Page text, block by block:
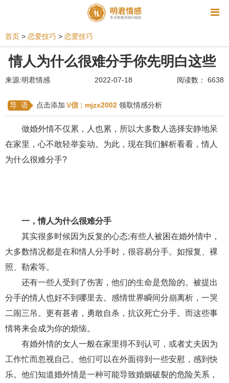
相亲 同性恋 恋爱技巧 挽回爱情
挽救婚姻 星座情感 离婚 心情
姻缘测试 分娩
水瓶座男生 摩羯座男生 射手座男生
天蝎座男生
不和 金牛座男生
财产分割 外遇 分手 第三者 心态
变心
十二生肖 分手复合 梦见 抽签算命
异地恋 明星
化妆 挽留前任 避孕 挽回男友 孕妇食谱
挽回老公 产检 家庭暴力 孕中期
首页 > 恋爱技巧 > 恋爱技巧
情人为什么很难分手你先明白这些
来源:明君情感 2022-07-18 阅读数： 6638
导 语 点击添加 \/信 : mjzx2002 领取情感分析
做婚外情不仅累，人也累，所以大多数人选择安静地呆
在家里，心不敢轻举妄动。为此，现在我们解析看看，情人
为什么很难分手?
一，情人为什么很难分手
其实很多时候因为反复的心态;有些人被困在婚外情中，
大多数情况都是在和情人分手时，很容易分手。如报复、裸
照、勒索等。
还有一些人受到了伤害，他们的生命是危险的。被提出
分手的情人也好不到哪里去。感情世界瞬间分崩离析，一哭
二闹三吊。更有甚者，勇敢自杀，抗议死亡分手。而这些事
情将来会成为你的烦恼。
有婚外情的女人一般在家里得不到认可，或者丈夫因为
工作忙而忽视自己。他们可以在外面得到一些安慰，感到快
乐。他们知道婚外情是一种可能导致婚姻破裂的危险关系，